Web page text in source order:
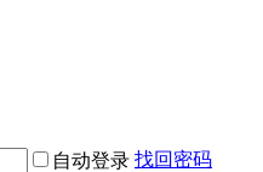
自动登录 找回密码